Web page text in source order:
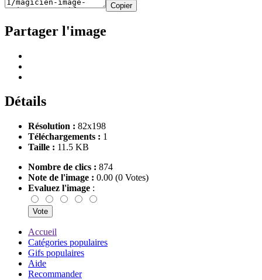
Copier
Partager l'image
Détails
Résolution : 82x198
Téléchargements : 1
Taille : 11.5 KB
Nombre de clics : 874
Note de l'image : 0.00 (0 Votes)
Evaluez l'image :
Accueil
Catégories populaires
Gifs populaires
Aide
Recommander